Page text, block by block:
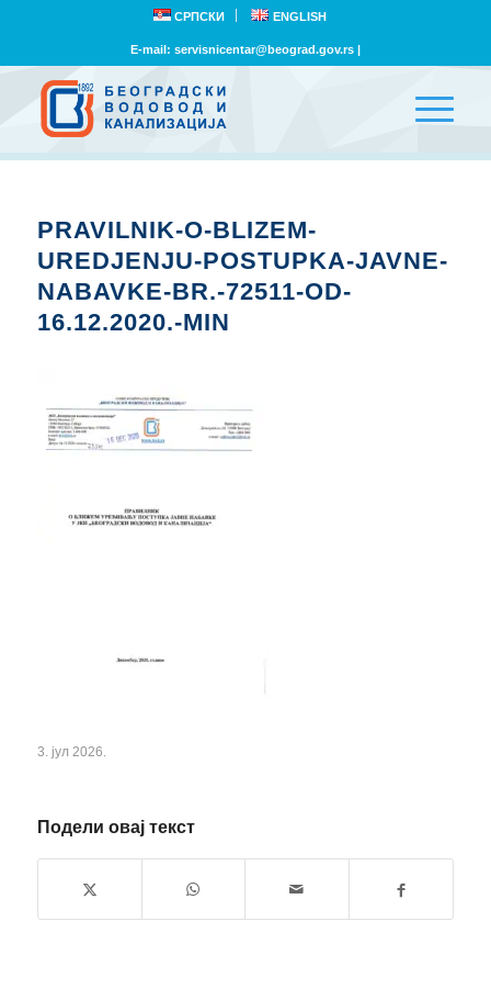
СРПСКИ ENGLISH
E-mail: servisnicentar@beograd.gov.rs|
PRAVILNIK-O-BLIZEM-
UREDJENJU-POSTUPKA-JAVNE-
NABAVKE-BR.-72511-OD-
16.12.2020.-MIN
3. јул 2026.
Подели овај текст